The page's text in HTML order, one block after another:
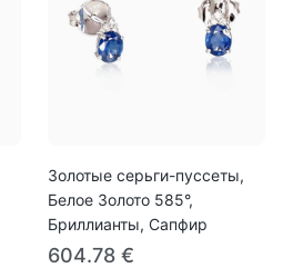
Золотые серьги-пуссеты,
Белое Золото 585°,
Бриллианты, Сапфир
604.78 €